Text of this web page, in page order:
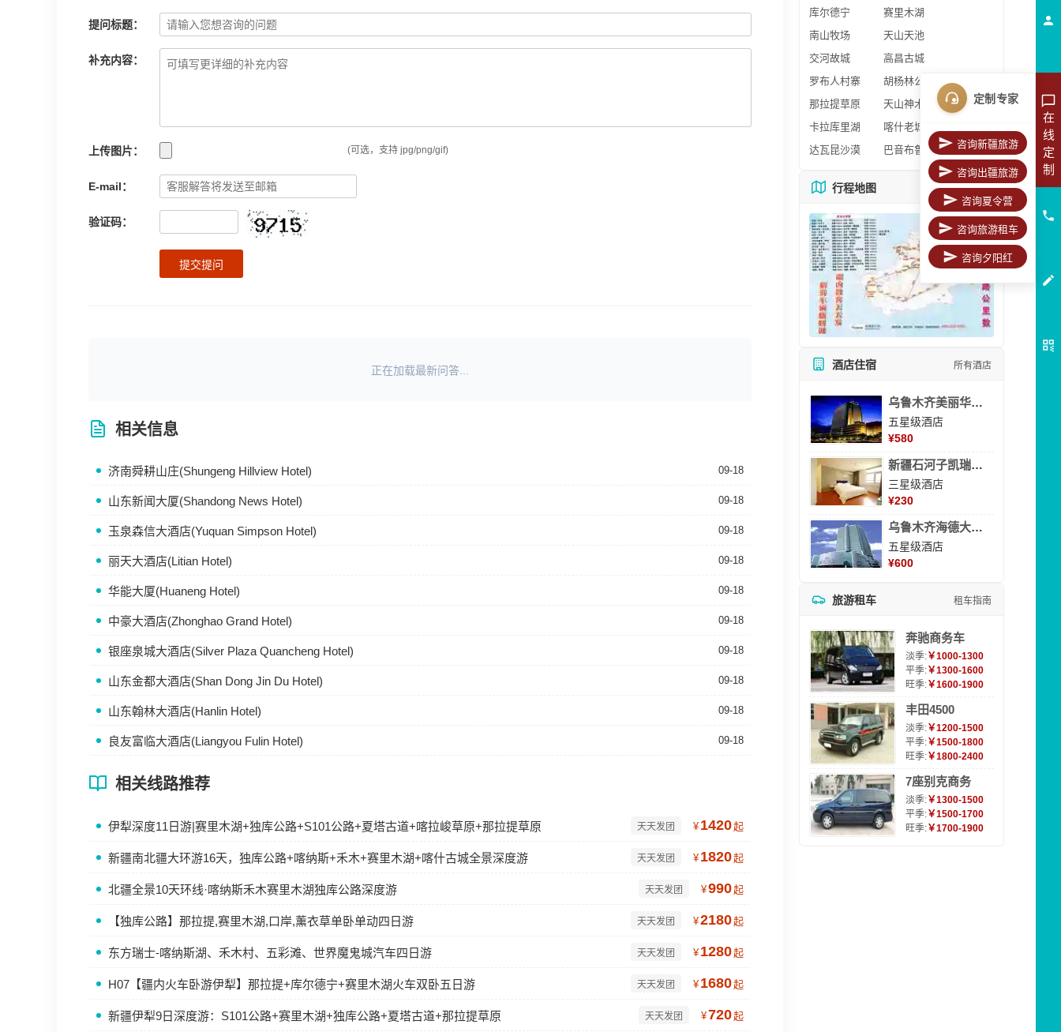
提问标题：
补充内容：
上传图片： (可选，支持 jpg/png/gif)
E-mail：
验证码：
提交提问
正在加载最新问答...
相关信息
济南舜耕山庄(Shungeng Hillview Hotel) 09-18
山东新闻大厦(Shandong News Hotel) 09-18
玉泉森信大酒店(Yuquan Simpson Hotel) 09-18
丽天大酒店(Litian Hotel) 09-18
华能大厦(Huaneng Hotel) 09-18
中豪大酒店(Zhonghao Grand Hotel) 09-18
银座泉城大酒店(Silver Plaza Quancheng Hotel) 09-18
山东金都大酒店(Shan Dong Jin Du Hotel) 09-18
山东翰林大酒店(Hanlin Hotel) 09-18
良友富临大酒店(Liangyou Fulin Hotel) 09-18
相关线路推荐
伊犁深度11日游|赛里木湖+独库公路+S101公路+夏塔古道+喀拉峻草原+那拉提草原 天天发团 ¥ 1420起
新疆南北疆大环游16天，独库公路+喀纳斯+禾木+赛里木湖+喀什古城全景深度游 天天发团 ¥ 1820起
北疆全景10天环线·喀纳斯禾木赛里木湖独库公路深度游 天天发团 ¥990起
【独库公路】那拉提,赛里木湖,口岸,薰衣草单卧单动四日游 天天发团 ¥2180起
东方瑞士-喀纳斯湖、禾木村、五彩滩、世界魔鬼城汽车四日游 天天发团 ¥ 1280起
H07【疆内火车卧游伊犁】那拉提+库尔德宁+赛里木湖火车双卧五日游 天天发团 ¥ 1680起
新疆伊犁9日深度游：S101公路+赛里木湖+独库公路+夏塔古道+那拉提草原 天天发团 ¥720起
库尔德宁
赛里木湖
南山牧场
天山天池
交河故城
高昌古城
罗布人村寨
胡杨林公园
那拉提草原
天山神木园
卡拉库里湖
喀什老城区
达瓦昆沙漠
巴音布鲁克
行程地图 更多地图
酒店住宿 所有酒店
乌鲁木齐美丽华大酒
五星级酒店
¥580
新疆石河子凯瑞酒店
三星级酒店
¥230
乌鲁木齐海德大酒店
五星级酒店
¥600
旅游租车 租车指南
奔驰商务车
淡季:￥1000-1300
平季:￥1300-1600
旺季:￥1600-1900
丰田4500
淡季:￥1200-1500
平季:￥1500-1800
旺季:￥1800-2400
7座别克商务
淡季:￥1300-1500
平季:￥1500-1700
旺季:￥1700-1900
在
线
定
制
定制专家
咨询新疆旅游
咨询出疆旅游
咨询夏令营
咨询旅游租车
咨询夕阳红